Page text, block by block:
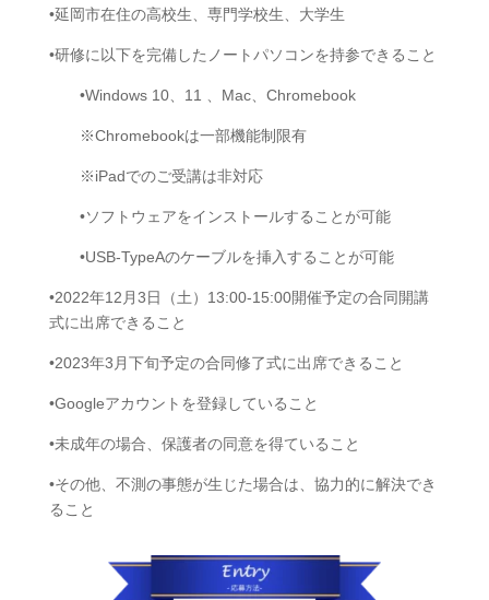
•延岡市在住の高校生、専門学校生、大学生
•研修に以下を完備したノートパソコンを持参できること
•Windows 10、11 、Mac、Chromebook
※Chromebookは一部機能制限有
※iPadでのご受講は非対応
•ソフトウェアをインストールすることが可能
•USB-TypeAのケーブルを挿入することが可能
•2022年12月3日（土）13:00-15:00開催予定の合同開講
式に出席できること
•2023年3月下旬予定の合同修了式に出席できること
•Googleアカウントを登録していること
•未成年の場合、保護者の同意を得ていること
•その他、不測の事態が生じた場合は、協力的に解決でき
ること